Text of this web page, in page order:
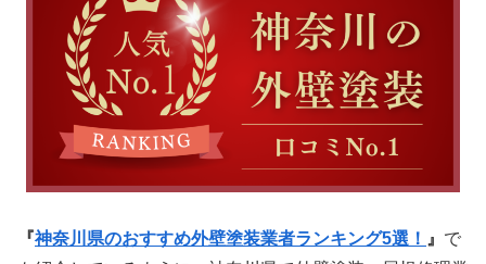
『神奈川県のおすすめ外壁塗装業者ランキング5選！ 』 で